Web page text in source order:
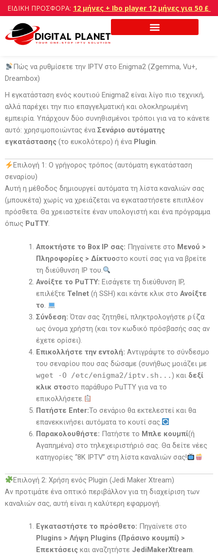
Μετάβαση
στο
περιεχόμενο
ΕΙΔΙΚΗ ΠΡΟΣΦΟΡΑ: 12 μήνες + Ibo player 12 μήνες για 50 £
Πώς να ρυθμίσετε την IPTV στο Enigma2 (Zgemma, Vu+,
Dreambox)
Η εγκατάσταση ενός κουτιού Enigma2 είναι λίγο πιο τεχνική,
αλλά παρέχει την πιο επαγγελματική και ολοκληρωμένη
εμπειρία. Υπάρχουν δύο συνηθισμένοι τρόποι για να το κάνετε
αυτό: χρησιμοποιώντας ένα Σενάριο αυτόματης
εγκατάστασης (το ευκολότερο) ή ένα Plugin.
Επιλογή 1: Ο γρήγορος τρόπος (αυτόματη εγκατάσταση
σεναρίου)
Αυτή η μέθοδος δημιουργεί αυτόματα τη λίστα καναλιών σας
(μπουκέτα) χωρίς να χρειάζεται να εγκαταστήσετε επιπλέον
πρόσθετα. Θα χρειαστείτε έναν υπολογιστή και ένα πρόγραμμα
όπως PuTTY.
Αποκτήστε το Box IP σας: Πηγαίνετε στο Μενού >
Πληροφορίες > Δίκτυοστο κουτί σας για να βρείτε
τη διεύθυνση IP του.
Ανοίξτε το PuTTY: Εισάγετε τη διεύθυνση IP,
επιλέξτε Telnet(ή SSH) και κάντε κλικ στο Ανοίξτε
το.
Σύνδεση: Όταν σας ζητηθεί, πληκτρολογήστε ρίζα
ως όνομα χρήστη (και τον κωδικό πρόσβασής σας αν
έχετε ορίσει).
Επικολλήστε την εντολή: Αντιγράψτε το σύνδεσμο
του σεναρίου που σας δώσαμε (συνήθως μοιάζει με
wget -O /etc/enigma2/iptv.sh...) και δεξί
κλικ στοστο παράθυρο PuTTY για να το
επικολλήσετε.
Πατήστε Enter:Το σενάριο θα εκτελεστεί και θα
επανεκκινήσει αυτόματα το κουτί σας.
Παρακολουθήστε: Πατήστε το Μπλε κουμπί(ή
Αγαπημένα) στο τηλεχειριστήριό σας. Θα δείτε νέες
κατηγορίες “8K IPTV” στη λίστα καναλιών σας!
Επιλογή 2: Χρήση ενός Plugin (Jedi Maker Xtream)
Αν προτιμάτε ένα οπτικό περιβάλλον για τη διαχείριση των
καναλιών σας, αυτή είναι η καλύτερη εφαρμογή.
Εγκαταστήστε το πρόσθετο: Πηγαίνετε στο
Plugins > Λήψη Plugins (Πράσινο κουμπί) >
Επεκτάσειςκαι αναζητήστε JediMakerXtream.